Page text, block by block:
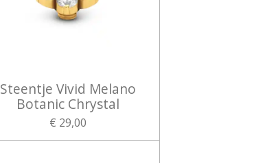
Steentje Vivid Melano
Botanic Chrystal
€ 29,00